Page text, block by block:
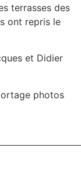
terrasses des
ont repris le
et Didier
photos